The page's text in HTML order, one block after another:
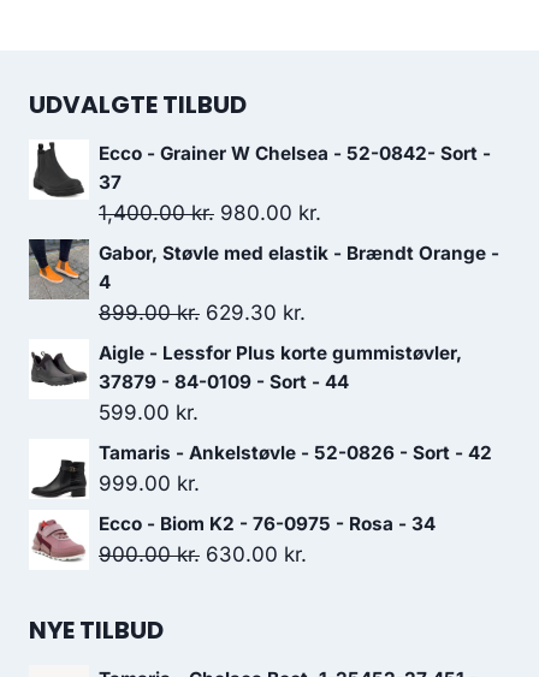
UDVALGTE TILBUD
Ecco - Grainer W Chelsea - 52-0842- Sort -
37
1,400.00kr. Den
oprindelige
var:
1,400.00 kr..
980.00 kr.
aktuelle
980.00 kr..
Gabor, Støvle med elastik - Brændt Orange -
4
899.00kr. Den
oprindelige
pris
899.00 kr..
629.30 kr.
aktuelle
pris
629.30 kr..
Aigle - Lessfor Plus korte gummistøvler,
37879 - 84-0109 - Sort - 44
599.00 kr.
Tamaris - Ankelstøvle - 52-0826 - Sort - 42
999.00 kr.
Ecco - Biom K2 - 76-0975 - Rosa - 34
900.00kr. Den
630.00 kr.
NYE TILBUD